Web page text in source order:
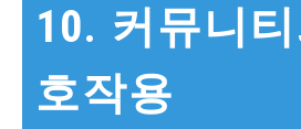
10. 커뮤니
호작용